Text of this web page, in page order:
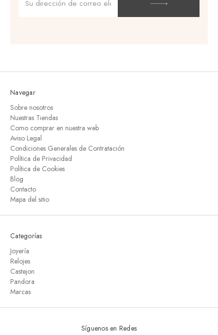
de
correo
Navegar
Sobre nosotros
Nuestras Tiendas
Como comprar en nuestra web
Aviso Legal
Condiciones Generales de Contratación
Política de Privacidad
Política de Cookies
Blog
Contacto
Mapa del sitio
Categorías
Joyería
Relojes
Castejon
Pandora
Marcas
Síguenos en Redes